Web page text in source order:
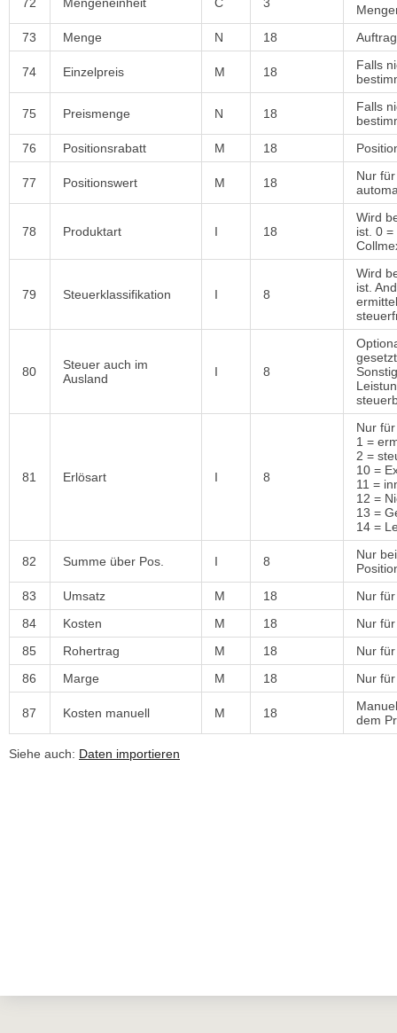
73
Menge N 18
74 Einzelpreis M 18
Falls
75 Preismenge N 18
Falls
76
Positionsrabatt M 18
77 Positionswert M 18
Nur
78 Produktart I 18
Wird
ist. 0
79 Steuerklassifikation I 8
Wird
ist.
80
Steuer auch im
Ausland
I 8
81 Erlösart I 8
Nur
1 =
2 =
10 =
11 =
12 =
13 =
14 =
82 Summe über Pos. I 8
Nur
83
Umsatz M 18
Nur
84
Kosten M 18
Nur
85
Rohertrag M 18
Nur
86
Marge M 18 Nur
87 Kosten manuell M 18
dem
Siehe auch: Daten importieren